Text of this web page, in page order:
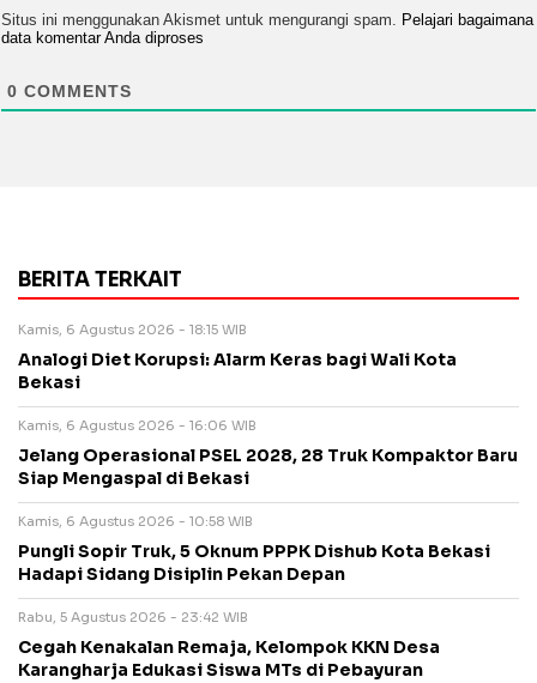
Situs ini menggunakan Akismet untuk mengurangi spam. Pelajari bagaimana
data komentar Anda diproses
0 COMMENTS
BERITA TERKAIT
Kamis, 6 Agustus 2026 - 18:15 WIB
Analogi Diet Korupsi: Alarm Keras bagi Wali Kota
Bekasi
Kamis, 6 Agustus 2026 - 16:06 WIB
Jelang Operasional PSEL 2028, 28 Truk Kompaktor Baru
Siap Mengaspal di Bekasi
Kamis, 6 Agustus 2026 - 10:58 WIB
Pungli Sopir Truk, 5 Oknum PPPK Dishub Kota Bekasi
Hadapi Sidang Disiplin Pekan Depan
Rabu, 5 Agustus 2026 - 23:42 WIB
Cegah Kenakalan Remaja, Kelompok KKN Desa
Karangharja Edukasi Siswa MTs di Pebayuran